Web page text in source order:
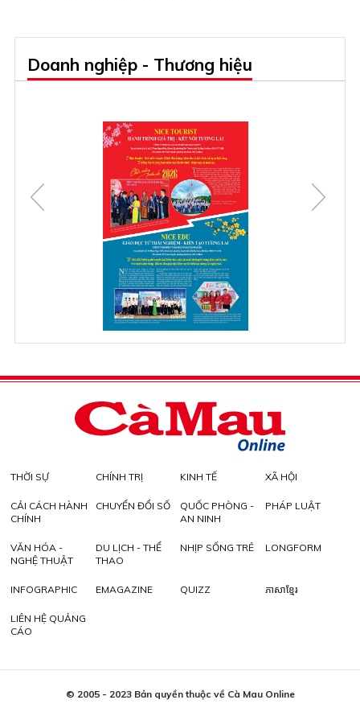
Doanh nghiệp - Thương hiệu
THỜI SỰ CHÍNH TRỊ KINH TẾ XÃ HỘI
CẢI CÁCH HÀNH
CHÍNH
CHUYỂN ĐỔI SỐ
QUỐC PHÒNG -
AN NINH
PHÁP LUẬT
VĂN HÓA -
NGHỆ THUẬT
DU LỊCH - THỂ
THAO
NHỊP SỐNG TRẺ LONGFORM
INFOGRAPHIC EMAGAZINE QUIZZ ភាសាខ្មែរ
LIÊN HỆ QUẢNG
CÁO
© 2005 - 2023 Bản quyền thuộc về Cà Mau Online